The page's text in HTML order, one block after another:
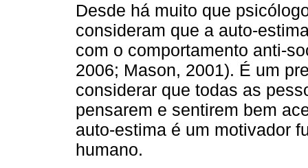
Desde há muito que
consideram que a auto-
com o comportamento anti-
2006; Mason, 2001). É um
considerar que todas as
pensarem e sentirem bem
auto-estima é um motivador
humano.